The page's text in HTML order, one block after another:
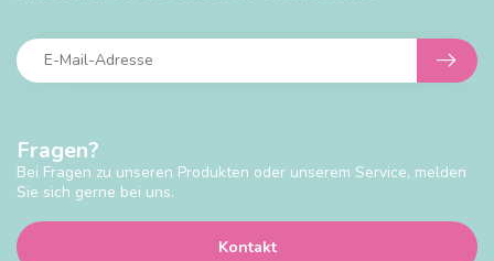
Fragen?
Bei Fragen zu unseren Produkten oder unserem Service, melden
Sie sich gerne bei uns.
Kontakt